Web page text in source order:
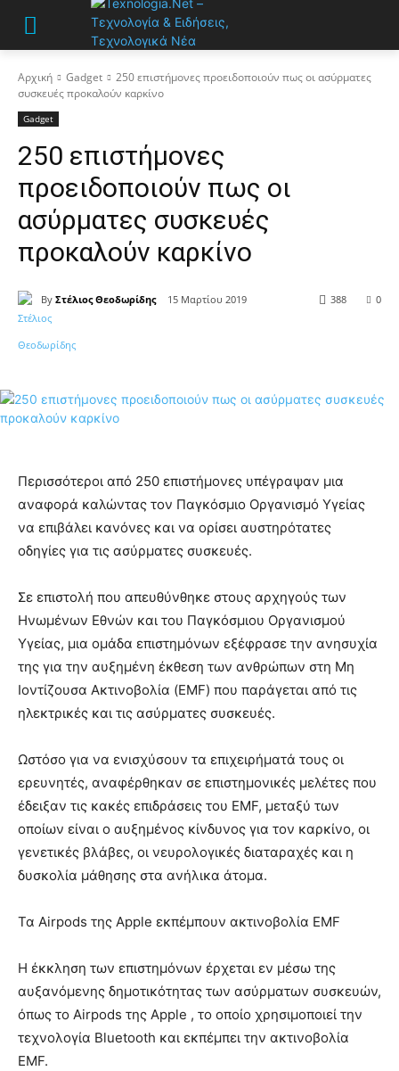
Αρχική Gadget
250 επιστήμονες προειδοποιούν πως οι ασύρματες
συσκευές προκαλούν καρκίνο
Gadget
250 επιστήμονες
προειδοποιούν πως οι
ασύρματες συσκευές
προκαλούν καρκίνο
By Στέλιος Θεοδωρίδης 15 Μαρτίου 2019 0
388
Περισσότεροι από 250 επιστήμονες υπέγραψαν μια
αναφορά καλώντας τον Παγκόσμιο Οργανισμό Υγείας
να επιβάλει κανόνες και να ορίσει αυστηρότατες
οδηγίες για τις ασύρματες συσκευές.
Σε επιστολή που απευθύνθηκε στους αρχηγούς των
Ηνωμένων Εθνών και του Παγκόσμιου Οργανισμού
Υγείας, μια ομάδα επιστημόνων εξέφρασε την ανησυχία
της για την αυξημένη έκθεση των ανθρώπων στη Μη
Ιοντίζουσα Ακτινοβολία (EMF) που παράγεται από τις
ηλεκτρικές και τις ασύρματες συσκευές.
Ωστόσο για να ενισχύσουν τα επιχειρήματά τους οι
ερευνητές, αναφέρθηκαν σε επιστημονικές μελέτες που
έδειξαν τις κακές επιδράσεις του EMF, μεταξύ των
οποίων είναι ο αυξημένος κίνδυνος για τον καρκίνο, οι
γενετικές βλάβες, οι νευρολογικές διαταραχές και η
δυσκολία μάθησης στα ανήλικα άτομα.
Τα Airpods της Apple εκπέμπουν ακτινοβολία EMF
Η έκκληση των επιστημόνων έρχεται εν μέσω της
αυξανόμενης δημοτικότητας των ασύρματων συσκευών,
όπως το Airpods της Apple , το οποίο χρησιμοποιεί την
τεχνολογία Bluetooth και εκπέμπει την ακτινοβολία
EMF.